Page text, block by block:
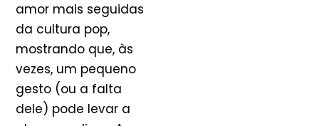
amor mais seguidas
da cultura pop,
mostrando que, às
vezes, um pequeno
gesto (ou a falta
dele) pode levar a